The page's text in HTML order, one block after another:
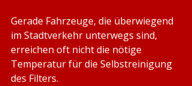
Gerade Fahrzeuge, die überwiegend
im Stadtverkehr unterwegs sind,
erreichen oft nicht die nötige
Temperatur für die Selbstreinigung
des Filters.